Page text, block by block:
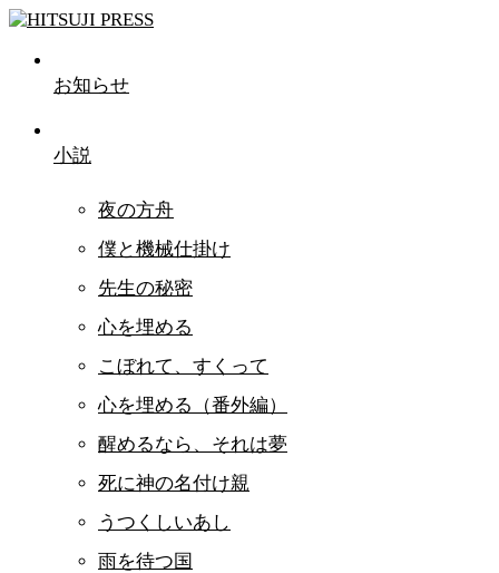
お知らせ
小説
夜の方舟
僕と機械仕掛け
先生の秘密
心を埋める
こぼれて、すくって
心を埋める（番外編）
醒めるなら、それは夢
死に神の名付け親
うつくしいあし
雨を待つ国